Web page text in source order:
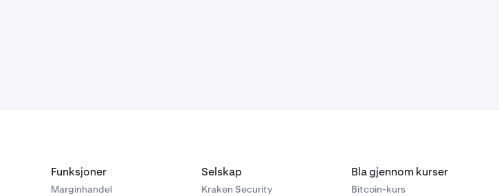
Funksjoner
Marginhandel
Selskap
Kraken Security
Bla gjennom kurser
Bitcoin-kurs